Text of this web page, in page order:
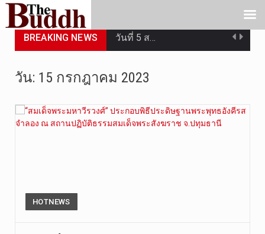
BREAKING NEWS วันที่ 5 ส…
วันจันทร์ท…
วัน: 15 กรกฎาคม 2023
HOTNEWS